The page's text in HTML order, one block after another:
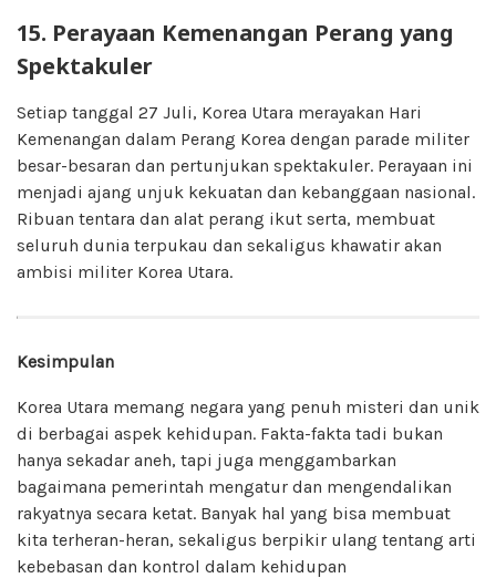
15. Perayaan Kemenangan Perang yang
Spektakuler
Setiap tanggal 27 Juli, Korea Utara merayakan Hari
Kemenangan dalam Perang Korea dengan parade militer
besar-besaran dan pertunjukan spektakuler. Perayaan ini
menjadi ajang unjuk kekuatan dan kebanggaan nasional.
Ribuan tentara dan alat perang ikut serta, membuat
seluruh dunia terpukau dan sekaligus khawatir akan
ambisi militer Korea Utara.
Kesimpulan
Korea Utara memang negara yang penuh misteri dan unik
di berbagai aspek kehidupan. Fakta-fakta tadi bukan
hanya sekadar aneh, tapi juga menggambarkan
bagaimana pemerintah mengatur dan mengendalikan
rakyatnya secara ketat. Banyak hal yang bisa membuat
kita terheran-heran, sekaligus berpikir ulang tentang arti
kebebasan dan kontrol dalam kehidupan